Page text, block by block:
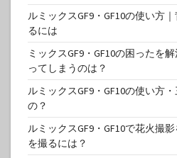
ルミックスGF9・GF10の使い方
るには
ミックスGF9・GF10の困ったを
ってしまうのは？
ルミックスGF9・GF10の使い方
の？
ルミックスGF9・GF10で花火撮
を撮るには？